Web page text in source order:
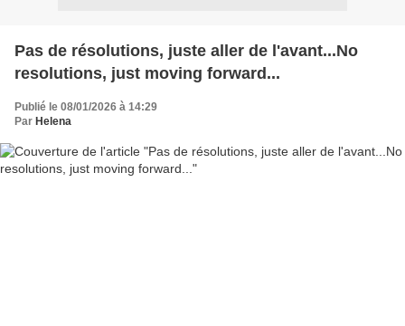
Pas de résolutions, juste aller de l'avant...No
resolutions, just moving forward...
Publié le 08/01/2026 à 14:29
Par Helena